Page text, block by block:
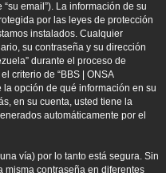
email”). La información de su
por las leyes de protección
instalados. Cualquier
su contraseña y su dirección
durante el proceso de
criterio de “BBS | ONSA
la opción de qué información en su
en su cuenta, usted tiene la
automáticamente por el
vía) por lo tanto está segura. Sin
misma contraseña en diferentes